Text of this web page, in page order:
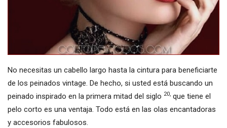
No necesitas un cabello largo hasta la cintura para beneficiarte
de los peinados vintage. De hecho, si usted está buscando un
peinado inspirado en la primera mitad del siglo 20, que tiene el
pelo corto es una ventaja. Todo está en las olas encantadoras
y accesorios fabulosos.